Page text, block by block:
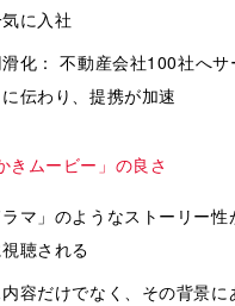
に入社
化： 不動産会社100社へ
伝わり、提携が加速
きムービー」の良さ
ラマ」のようなストーリー
聴される
容だけでなく、その背景に